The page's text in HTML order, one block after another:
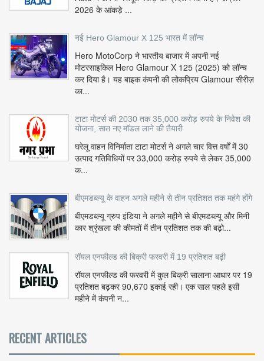
2026 के आंकड़े ...
नई Hero Glamour X 125 भारत में लॉन्च
Hero MotoCorp ने भारतीय बाजार में अपनी नई
मोटरसाइकिल Hero Glamour X 125 (2025) को लॉन्च
कर दिया है। यह बाइक कंपनी की लोकप्रिय Glamour सीरीज़
का...
टाटा मोटर्स की 2030 तक 35,000 करोड़ रुपये के निवेश की
योजना, सात नए मॉडल लाने की तैयारी
घरेलू वाहन विनिर्माता टाटा मोटर्स ने अगले चार वित्त वर्षों में 30
उत्पाद गतिविधियों पर 33,000 करोड़ रुपये से लेकर 35,000
क...
बीएमडब्ल्यू के वाहन अगले महीने से तीन प्रतिशत तक महंगे होंगे
बीएमडब्ल्यू ग्रुप इंडिया ने अगले महीने से बीएमडब्ल्यू और मिनी
कार श्रृंखला की कीमतों में तीन प्रतिशत तक की बढ़ो...
रॉयल एनफील्ड की बिक्री फरवरी में 19 प्रतिशत बढ़ी
रॉयल एनफील्ड की फरवरी में कुल बिक्री सालाना आधार पर 19
प्रतिशत बढ़कर 90,670 इकाई रही। एक साल पहले इसी
महीने में कंपनी न...
RECENT ARTICLES